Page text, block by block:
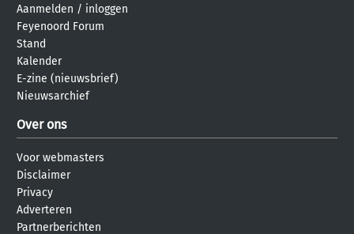
Aanmelden / inloggen
Feyenoord Forum
Stand
Kalender
E-zine (nieuwsbrief)
Nieuwsarchief
Over ons
Voor webmasters
Disclaimer
Privacy
Adverteren
Partnerberichten